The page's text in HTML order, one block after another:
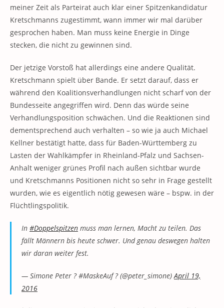
meiner Zeit als Parteirat auch klar einer Spitzenkandidatur
Kretschmanns zugestimmt, wann immer wir mal darüber
gesprochen haben. Man muss keine Energie in Dinge
stecken, die nicht zu gewinnen sind.
Der jetzige Vorstoß hat allerdings eine andere Qualität.
Kretschmann spielt über Bande. Er setzt darauf, dass er
während den Koalitionsverhandlungen nicht scharf von der
Bundesseite angegriffen wird. Denn das würde seine
Verhandlungsposition schwächen. Und die Reaktionen sind
dementsprechend auch verhalten – so wie ja auch Michael
Kellner bestätigt hatte, dass für Baden-Württemberg zu
Lasten der Wahlkämpfer in Rheinland-Pfalz und Sachsen-
Anhalt weniger grünes Profil nach außen sichtbar wurde
und Kretschmanns Positionen nicht so sehr in Frage gestellt
wurden, wie es eigentlich nötig gewesen wäre – bspw. in der
Flüchtlingspolitik.
In #Doppelspitzen muss man lernen, Macht zu teilen. Das
fällt Männern bis heute schwer. Und genau deswegen halten
wir daran weiter fest.
— Simone Peter ? #MaskeAuf ? (@peter_simone)April 19,
2016